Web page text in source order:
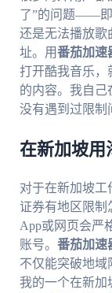
了”的问题——即
还是无法播放歌
址。用番茄加速
打开酷我音乐，
的内容。我自己
没有遇到过限制
在新加坡用
对于在新加坡工
证券有地区限制
App或网页会严
账号。 番茄加速
不仅能突破地域
我的一个在新加